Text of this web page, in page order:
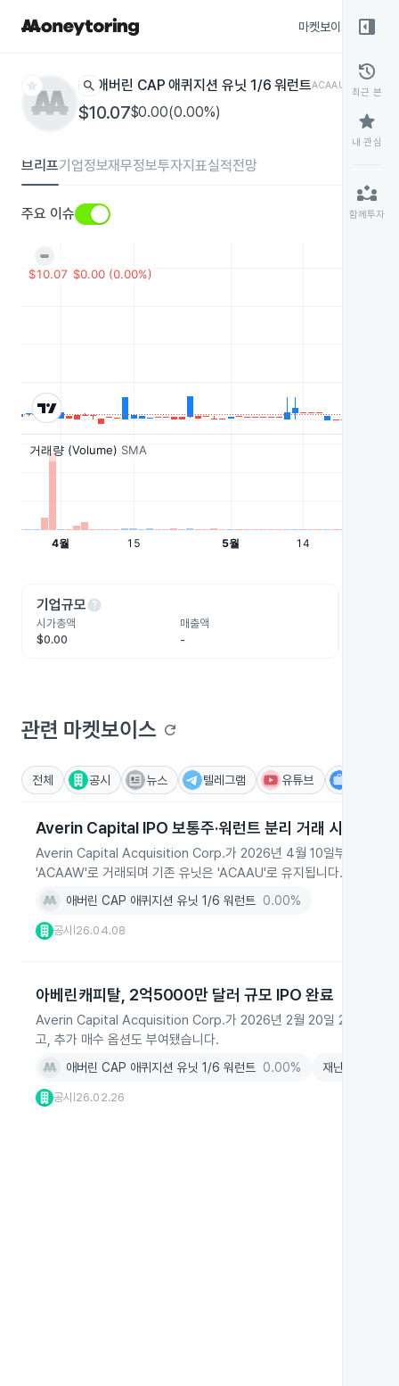
마켓보이스
star search 애버린 CAP 애퀴지션 유닛 1/6 워런트ACAAU 나스닥
$10.07$0.00(0.00%)
브리프기업정보재무정보투자지표실적전망
주요 이슈
기업규모help
시가총액
$0.00
매출액
-
관련 마켓보이스 refresh
전체 공시 뉴스 텔레그램 유튜브
Averin Capital IPO 보통주·워런트 분리 거래 시작
Averin Capital Acquisition Corp.가 2026년 4월 10일부터 나스닥
'ACAAW'로 거래되며 기존 유닛은 'ACAAU'로 유지됩니다.
애버린 CAP 애퀴지션 유닛 1/6 워런트 0.00%
공시 26.04.08
아베린캐피탈, 2억5000만 달러 규모 IPO 완료
Averin Capital Acquisition Corp.가 2026년 2월 20일 2억 5천만
고, 추가 매수 옵션도 부여됐습니다.
애버린 CAP 애퀴지션 유닛 1/6 워런트 0.00% 재난
공시 26.02.26
right_panel_open
history
최근 본
star
내 관심
partner_exchange
함께투자